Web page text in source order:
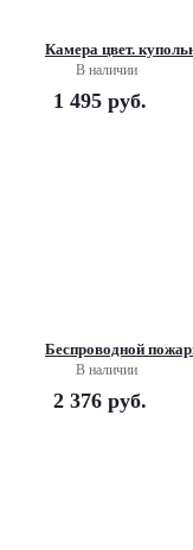
Камера цвет.
В наличии
1 495 руб.
Беспроводной
В наличии
2 376 руб.